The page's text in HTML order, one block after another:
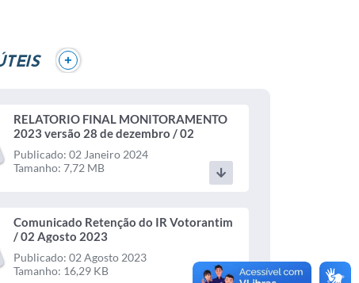
+
RELATORIO FINAL MONITORAMENTO
2023 versão 28 de dezembro / 02
Janeiro 2024
Publicado: 02 Janeiro 2024
Tamanho: 7,72 MB
Comunicado Retenção do IR Votorantim
/ 02 Agosto 2023
Publicado: 02 Agosto 2023
Tamanho: 16,29 KB